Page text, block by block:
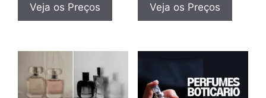
Veja os Preços Veja os Preços